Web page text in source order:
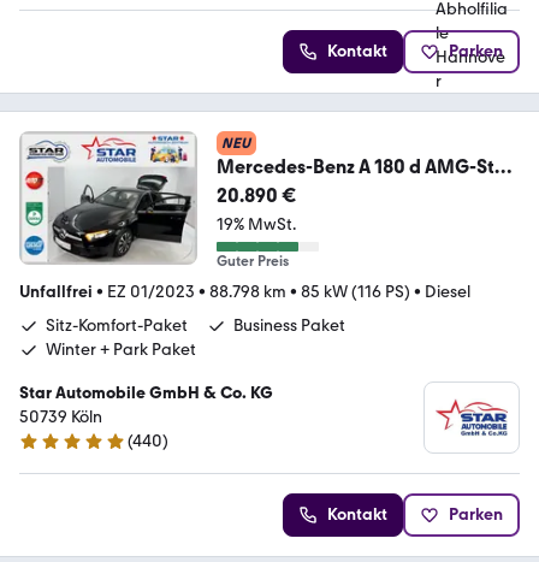
Kontakt Parken
NEU
Mercedes-Benz A 180 d AMG-Style
LED MBUX KAMERA NAVI SITZH E6
20.890 €
19% MwSt.
Guter Preis
Unfallfrei • EZ 01/2023 • 88.798 km • 85 kW (116 PS) • Diesel
Sitz-Komfort-Paket
Business Paket
Winter + Park Paket
Star Automobile GmbH & Co. KG
50739 Köln
4.8 Sterne
(440)
Kontakt Parken